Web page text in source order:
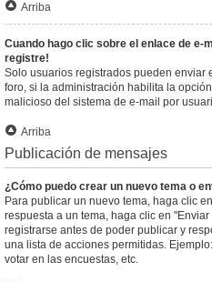
Arriba
Cuando hago clic sobre el enlace de e-
registre!
Solo usuarios registrados pueden enviar
foro, si la administración habilita la
malicioso del sistema de e-mail por
Arriba
Publicación de mensajes
¿Cómo puedo crear un nuevo tema o
Para publicar un nuevo tema, haga clic
respuesta a un tema, haga clic en
registrarse antes de poder publicar y
una lista de acciones permitidas.
votar en las encuestas, etc.